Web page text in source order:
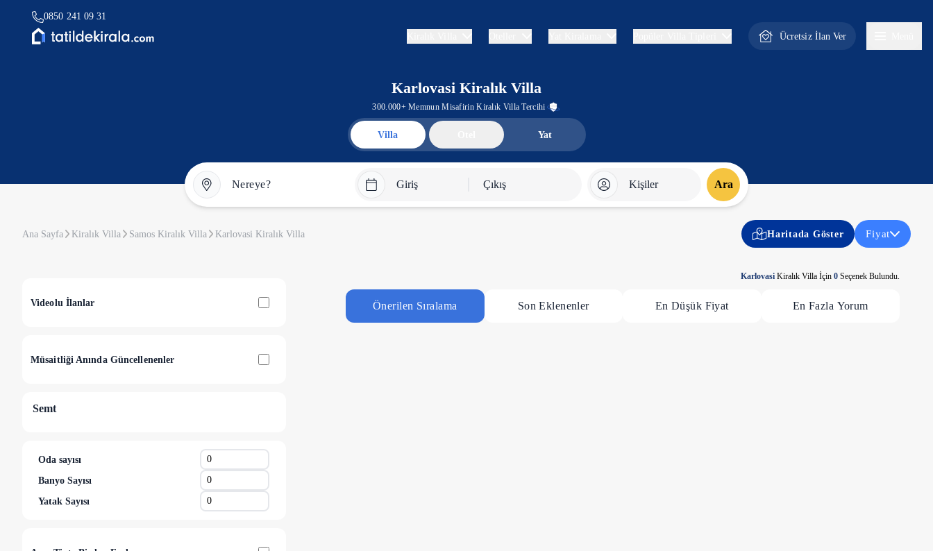
0850 241 09 31
Ücretsiz İlan Ver
Karlovasi Kiralık Villa
300.000+ Memnun Misafirin Kiralık Villa Tercihi
Villa Yat
Giriş Çıkış Kişiler Ara
Ana Sayfa Kiralık Villa Samos Kiralık Villa Karlovasi Kiralık Villa Haritada Göster Fiyat
Videolu İlanlar
Müsaitliği Anında Güncellenenler
Semt
Oda sayısı
Banyo Sayısı
Yatak Sayısı
Karlovasi Kiralık Villa İçin 0 Seçenek Bulundu.
Önerilen Sıralama Son Eklenenler En Düşük Fiyat En Fazla Yorum